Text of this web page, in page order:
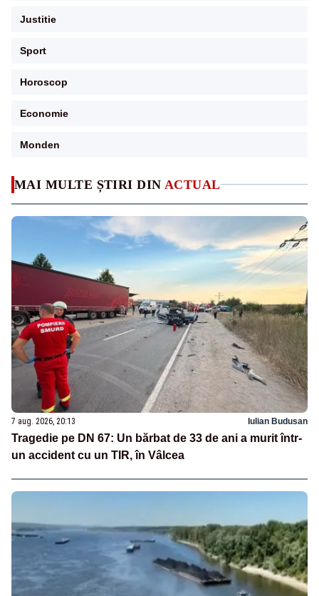
MAI MULTE ȘTIRI DIN ACTUAL
7 aug. 2026, 20:13 Iulian Budusan
Tragedie pe DN 67: Un bărbat de 33 de ani a murit într-
un accident cu un TIR, în Vâlcea
Justitie
Sport
Horoscop
Economie
Monden